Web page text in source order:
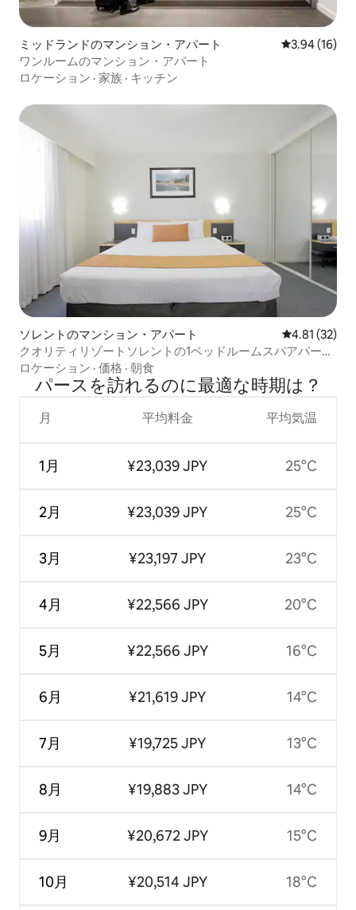
ミッドランドのマンション・アパート レビュー16
3.94 (16)
ワンルームのマンション・アパート
ロケーション · 家族 · キッチン
ソレントのマンション・アパート レビュー32
4.81 (32)
クオリティリゾートソレントの1ベッドルームスパアパート
メント
ロケーション · 価格 · 朝食
パースを訪⁠れ⁠るの⁠に最⁠適⁠な時⁠期⁠は⁠？
月
1月
2月
3月
4月
5月
6月
7月
8月
9月
10月
平均料金
¥23,039 JPY
¥23,039 JPY
¥23,197 JPY
¥22,566 JPY
¥22,566 JPY
¥21,619 JPY
¥19,725 JPY
¥19,883 JPY
¥20,672 JPY
¥20,514 JPY
平均気温
25°C
25°C
23°C
20°C
16°C
14°C
13°C
14°C
15°C
18°C